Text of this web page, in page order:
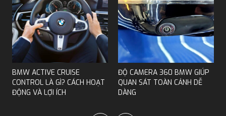
Cảnh báo điểm mù BMW là gì?
Với các dòng xe BMW đời cũ chưa được trang bị cảm
MERCEDES CODING MỞ CÁC TÍNH NĂNG HAY
CHO DÒNG XE MERC
NÂNG CẤP HỆ THỐNG ĐÁNH LÁI BÁNH SAU
MERCEDES
BMW ACTIVE CRUISE
CONTROL LÀ GÌ? CÁCH HOẠT
ĐỘNG VÀ LỢI ÍCH
ĐỘ CAMERA 360 BMW GIÚP
QUAN SÁT TOÀN CẢNH DỄ
DÀNG